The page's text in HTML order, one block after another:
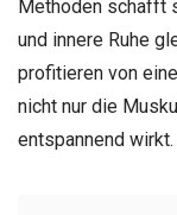
Methoden schafft
und innere Ruhe
profitieren von
nicht nur die
entspannend wirkt.